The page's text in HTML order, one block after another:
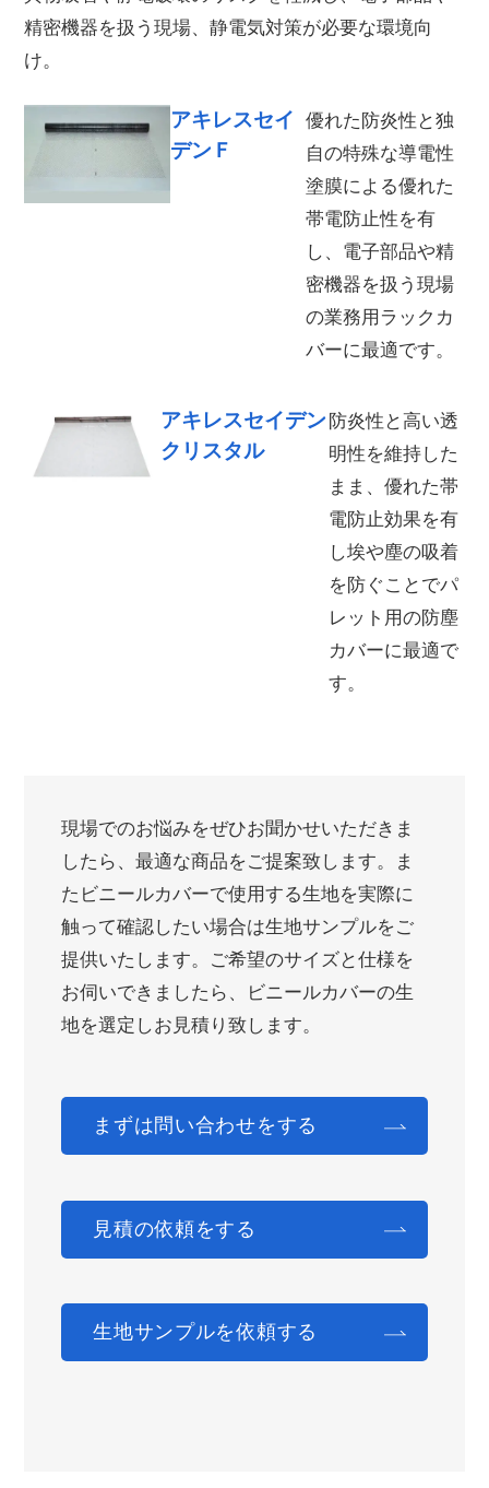
精密機器を扱う現場、静電気対策が必要な環境向
け。
アキレスセイ
デンＦ
優れた防炎性と独
自の特殊な導電性
塗膜による優れた
帯電防止性を有
し、電子部品や精
密機器を扱う現場
の業務用ラックカ
バーに最適です。
アキレスセイデン
クリスタル
防炎性と高い透
明性を維持した
まま、優れた帯
電防止効果を有
し埃や塵の吸着
を防ぐことでパ
レット用の防塵
カバーに最適で
す。
現場でのお悩みをぜひお聞かせいただきま
したら、最適な商品をご提案致します。ま
たビニールカバーで使用する生地を実際に
触って確認したい場合は生地サンプルをご
提供いたします。ご希望のサイズと仕様を
お伺いできましたら、ビニールカバーの生
地を選定しお見積り致します。
まずは問い合わせをする
見積の依頼をする
生地サンプルを依頼する